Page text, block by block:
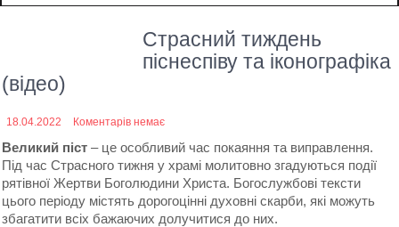
Страсний тиждень
піснеспіву та іконографіка
(відео)
18.04.2022 Коментарів немає
Великий піст – це особливий час покаяння та виправлення.
Під час Страсного тижня у храмі молитовно згадуються події
рятівної Жертви Боголюдини Христа. Богослужбові тексти
цього періоду містять дорогоцінні духовні скарби, які можуть
збагатити всіх бажаючих долучитися до них.